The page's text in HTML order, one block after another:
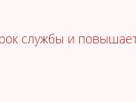
службы и